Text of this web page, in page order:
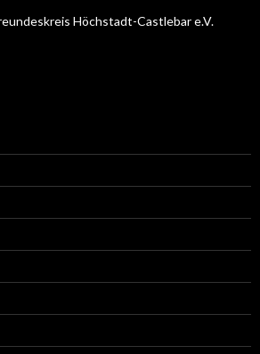
Höchstadt-Castlebar e.V.